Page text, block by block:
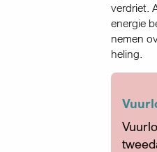
verdriet.
energie
nemen
heling.